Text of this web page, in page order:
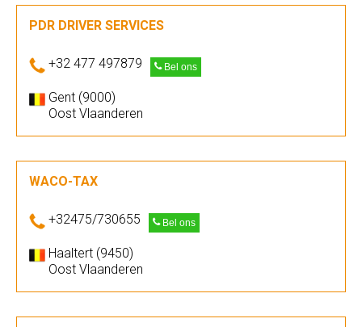
PDR DRIVER SERVICES
+32 477 497879 Bel ons
Gent (9000)
Oost Vlaanderen
WACO-TAX
+32475/730655 Bel ons
Haaltert (9450)
Oost Vlaanderen